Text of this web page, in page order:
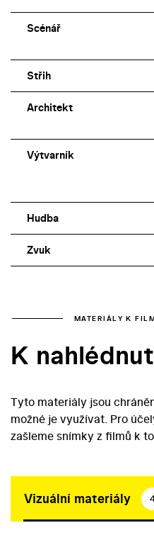
Scénář
Střih
Architekt
Výtvarník
Hudba
Zvuk
MATERIÁLY K
K
Tyto materiály jsou
možné je využívat. Pro
zašleme snímky z filmů k
Vizuální materiály